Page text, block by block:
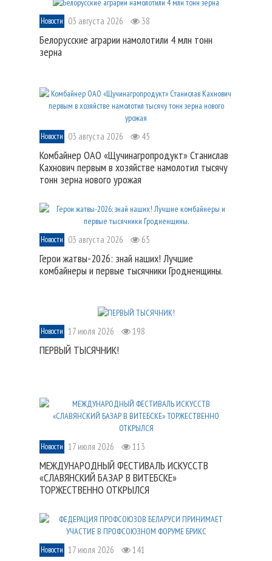
Новости 03 августа 2026 38
Белорусские аграрии намолотили 4 млн тонн
зерна
Новости 03 августа 2026 45
Комбайнер ОАО «Щучинагропродукт» Станислав
Кахнович первым в хозяйстве намолотил тысячу
тонн зерна нового урожая
Новости 03 августа 2026 65
Герои жатвы-2026: знай наших! Лучшие
комбайнеры и первые тысячники Гродненщины.
Новости 17 июля 2026 198
ПЕРВЫЙ ТЫСЯЧНИК!
Новости 17 июля 2026 113
МЕЖДУНАРОДНЫЙ ФЕСТИВАЛЬ ИСКУССТВ
«СЛАВЯНСКИЙ БАЗАР В ВИТЕБСКЕ»
ТОРЖЕСТВЕННО ОТКРЫЛСЯ
Новости 17 июля 2026 141